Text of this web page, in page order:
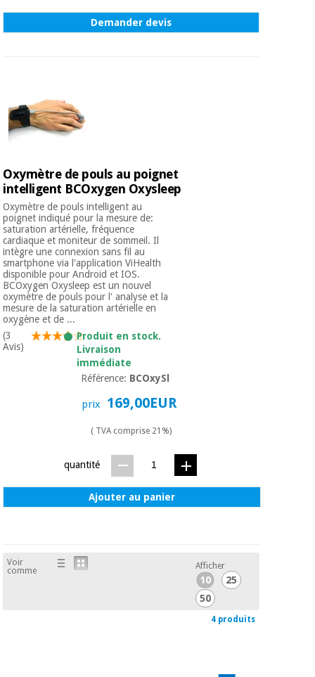
Demander devis
Oxymètre de pouls au poignet
intelligent BCOxygen Oxysleep
Oxymètre de pouls intelligent au
poignet indiqué pour la mesure de:
saturation artérielle, fréquence
cardiaque et moniteur de sommeil. Il
intègre une connexion sans fil au
smartphone via l'application ViHealth
disponible pour Android et IOS.
BCOxygen Oxysleep est un nouvel
oxymètre de pouls pour l' analyse et la
mesure de la saturation artérielle en
oxygène et de ...
(3
Avis)
Produit en stock.
Livraison
immédiate
Référence: BCOxySl
prix 169,00EUR
( TVA comprise 21%)
quantité
Ajouter au panier
Voir
comme
Afficher
10
25
50
4 produits